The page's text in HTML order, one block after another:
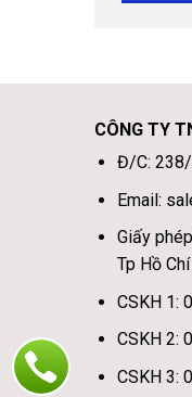
CÔNG TY
Đ/C: 238/
Email:
Giấy
Tp Hồ
CSKH 1:
CSKH 2:
CSKH 3: